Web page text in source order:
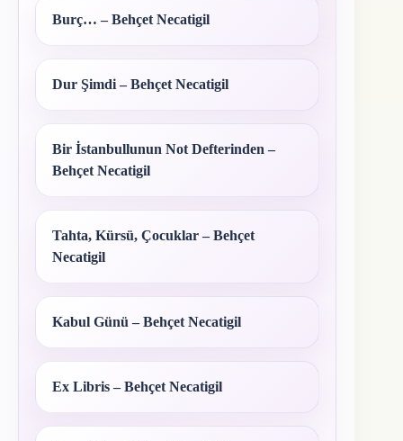
Burç… – Behçet Necatigil
Dur Şimdi – Behçet Necatigil
Bir İstanbullunun Not Defterinden –
Behçet Necatigil
Tahta, Kürsü, Çocuklar – Behçet
Necatigil
Kabul Günü – Behçet Necatigil
Ex Libris – Behçet Necatigil